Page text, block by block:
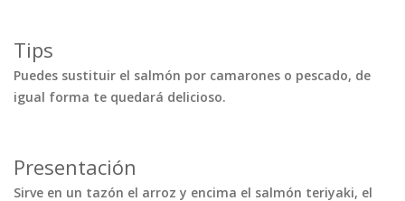
Tips
Puedes sustituir el salmón por camarones o pescado, de
igual forma te quedará delicioso.
Presentación
Sirve en un tazón el arroz y encima el salmón teriyaki, el